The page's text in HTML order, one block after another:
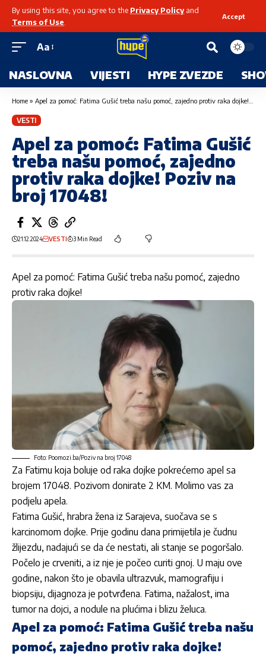
By using this site, you agree to the Privacy Policyand
Terms of Use
Accept
Aa
NASLOVNA VIJESTI HYPE ZVEZDE
Home » Apel za pomoć: Fatima Gušić treba našu pomoć, zajedno protiv raka dojke! Poziv na broj 17048!
VESTI
Apel za pomoć: Fatima Gušić
treba našu pomoć, zajedno
protiv raka dojke! Poziv na
broj 17048!
21.12.2024 VESTI 3 Min Read
Apel za pomoć: Fatima Gušić treba našu pomoć, zajedno
protiv raka dojke!
Foto: Poomozi.ba/Poziv na broj 17048
Za Fatimu koja boluje od raka dojke pokrećemo apel sa
brojem 17048. Pozivom donirate 2 KM. Molimo vas za
podjelu apela.
Fatima Gušić, hrabra žena iz Sarajeva, suočava se s
karcinomom dojke. Prije godinu dana primijetila je čudnu
žlijezdu, nadajući se da će nestati, ali stanje se pogoršalo.
Počelo je crveniti, a iz nje je počeo curiti gnoj. U maju ove
godine, nakon što je obavila ultrazvuk, mamografiju i
biopsiju, dijagnoza je potvrđena. Fatima, nažalost, ima
tumor na dojci, a nodule na plućima i blizu želuca.
Apel za pomoć: Fatima Gušić treba našu
pomoć, zajedno protiv raka dojke!